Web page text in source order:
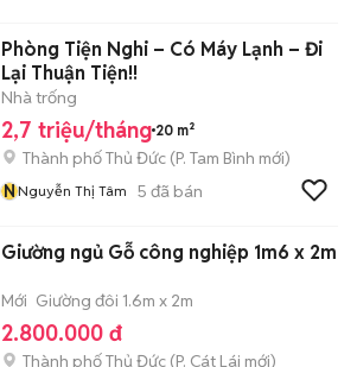
Phòng Tiện Nghi – Có Máy Lạnh – Đi
Lại Thuận Tiện!!
Nhà trống
2,7 triệu/tháng 20 m²
Thành phố Thủ Đức (P. Tam Bình mới)
NNguyễn Thị Tâm 5 đã bán
Giường ngủ Gỗ công nghiệp 1m6 x 2m
Mới Giường đôi 1.6m x 2m
2.800.000 đ
Thành phố Thủ Đức (P. Cát Lái mới)